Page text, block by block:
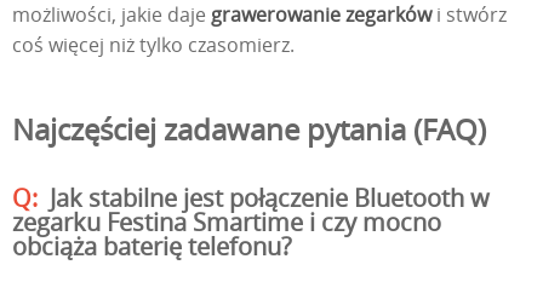
możliwości, jakie daje grawerowanie zegarkówi stwórz
coś więcej niż tylko czasomierz.
Najczęściej zadawane pytania (FAQ)
Jak stabilne jest połączenie Bluetooth w
zegarku Festina Smartime i czy mocno
obciąża baterię telefonu?